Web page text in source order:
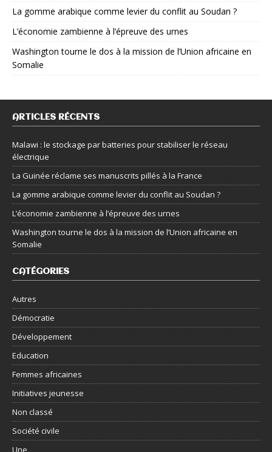
La gomme arabique comme levier du conflit au Soudan ?
L’économie zambienne à l’épreuve des urnes
Washington tourne le dos à la mission de l’Union africaine en
Somalie
ARTICLES RÉCENTS
Malawi : le stockage par batteries pour stabiliser le réseau
électrique
La Guinée réclame ses manuscrits pillés à la France
La gomme arabique comme levier du conflit au Soudan ?
L’économie zambienne à l’épreuve des urnes
Washington tourne le dos à la mission de l’Union africaine en
Somalie
CATÉGORIES
Autres
Démocratie
Développement
Education
Femmes africaines
Initiatives jeunesse
Non classé
Société civile
Une